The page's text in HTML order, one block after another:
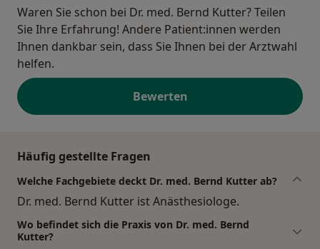
Waren Sie schon bei Dr. med. Bernd Kutter? Teilen
Sie Ihre Erfahrung! Andere Patient:innen werden
Ihnen dankbar sein, dass Sie Ihnen bei der Arztwahl
helfen.
Bewerten
Häufig gestellte Fragen
Welche Fachgebiete deckt Dr. med. Bernd Kutter ab?
Dr. med. Bernd Kutter ist Anästhesiologe.
Wo befindet sich die Praxis von Dr. med. Bernd
Kutter?